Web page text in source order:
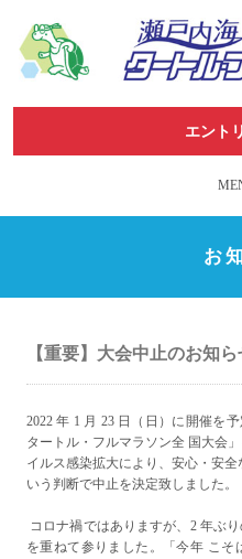
エント
お
【重要】大会中止のお知ら
2022 年 1 月 23 日（日）に開催を
タートル・フルマラソン全 国大会
イルス感染拡大により、安心・安
いう判断で中止を決定致しました。
コロナ禍ではありますが、2 年ぶ
を重ねて参りました。「今年 こ